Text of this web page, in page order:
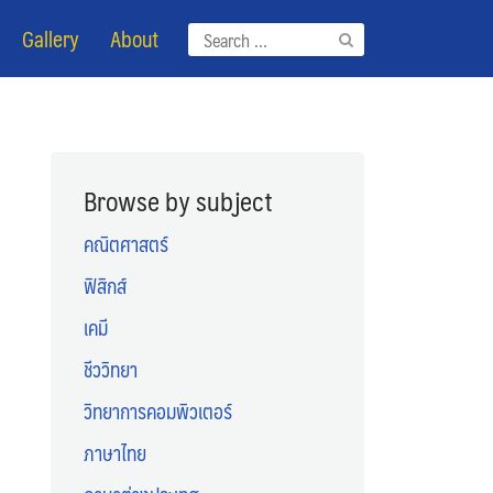
Search
for:
Gallery About
Browse by subject
คณิตศาสตร์
ฟิสิกส์
เคมี
ชีววิทยา
วิทยาการคอมพิวเตอร์
ภาษาไทย